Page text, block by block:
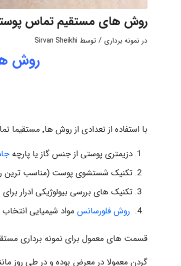
روش های مستقیم تماس
در نمونه برداری / توسط Sirvan Sheikhi
روش
با استفاده از تعدادی از روش ها٬ مستقیما تماس پوستی کارگر بررسی می گردد. این تکنیک ها شامل موارد زیر است:
دزیمتری پوستی از جنس گاز یا پارچه
تکنیک شستشوی پوست (مناسب ترین
تکنیک های بررسی بیولوژیکی ادرار
روش فلورسانس مواد شیمیایی
قسمت های معمول برای نمونه برداری مستقیم شامل ساعد دست٬ مچ
گردن معمولا در معرض بوده و در طی روز